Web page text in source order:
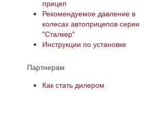
прицеп
Рекомендуемое давление в
колесах автоприцепов серии
"Сталкер"​
Инструкции по установке
Партнерам
Как стать дилером